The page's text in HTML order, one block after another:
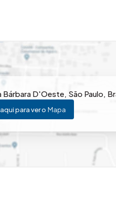
de vida para toda a
e agende sua visita!
Bárbara D'Oeste, São Paulo,
para ver o Mapa